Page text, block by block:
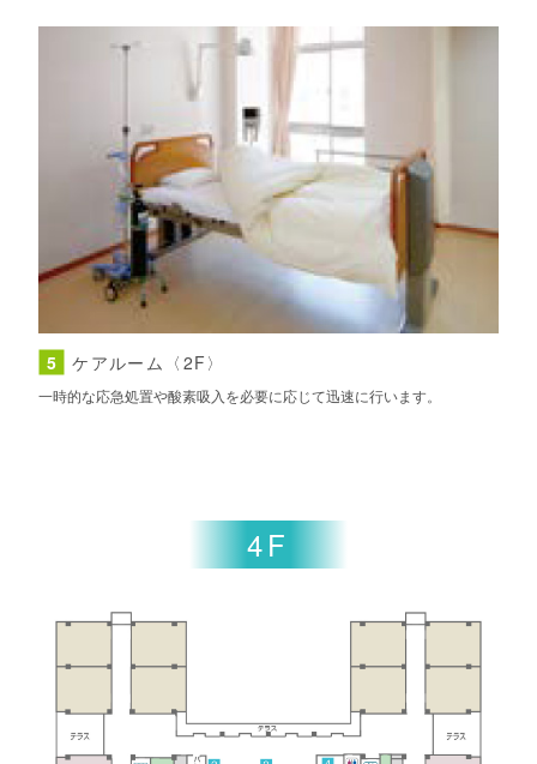
5 ケアルーム〈2F〉
一時的な応急処置や酸素吸入を必要に応じて迅速に行います。
4F